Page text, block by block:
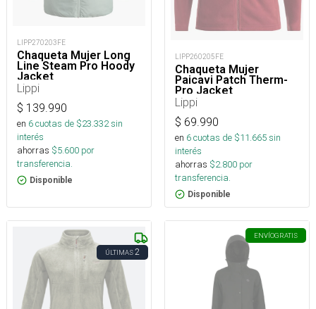
LIPP270203FE
Chaqueta Mujer Long
Line Steam Pro Hoody
Jacket
Lippi
$ 139.990
en 6cuotas de $23.332sin
interés
ahorras $5.600 por
transferencia.
Disponible
LIPP260205FE
Chaqueta Mujer
Paicavi Patch Therm-
Pro Jacket
Lippi
$ 69.990
en 6cuotas de $11.665sin
interés
ahorras $2.800 por
transferencia.
Disponible
ÚLTIMAS2
ENVÍOGRATIS